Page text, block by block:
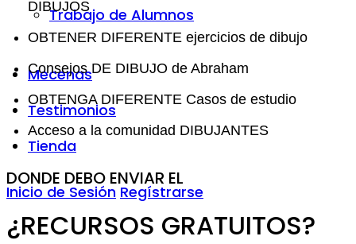
Trabajo de Alumnos
Mecenas
Testimonios
Tienda
Inicio de Sesión Regístrarse
DIBUJOS
OBTENER DIFERENTE ejercicios de dibujo
Consejos DE DIBUJO de Abraham
OBTENGA DIFERENTE Casos de estudio
Acceso a la comunidad DIBUJANTES
DONDE DEBO ENVIAR EL
¿RECURSOS GRATUITOS?